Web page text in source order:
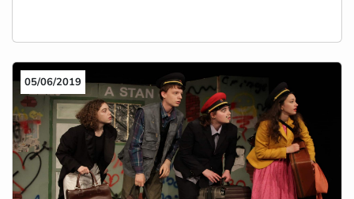
05/06/2019